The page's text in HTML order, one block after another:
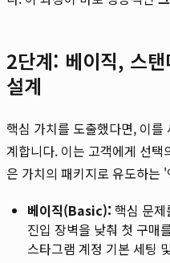
2단계: 베이직, 스
설계
핵심 가치를 도출했다면, 이
계합니다. 이는 고객에게 선
은 가치의 패키지로 유도하는
베이직(Basic): 핵심 문
진입 장벽을 낮춰 첫 구매
스타그램 계정 기본 세팅